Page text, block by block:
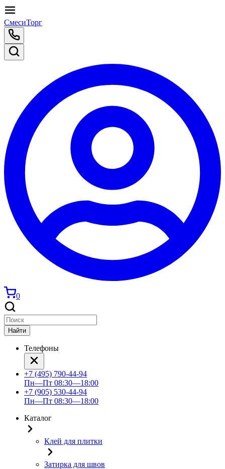
СмесиТорг
0
Найти
Телефоны
+7 (495) 790-44-94
Пн—Пт 08:30—18:00
+7 (905) 530-44-94
Пн—Пт 08:30—18:00
Каталог
Клей для плитки
Затирка для швов